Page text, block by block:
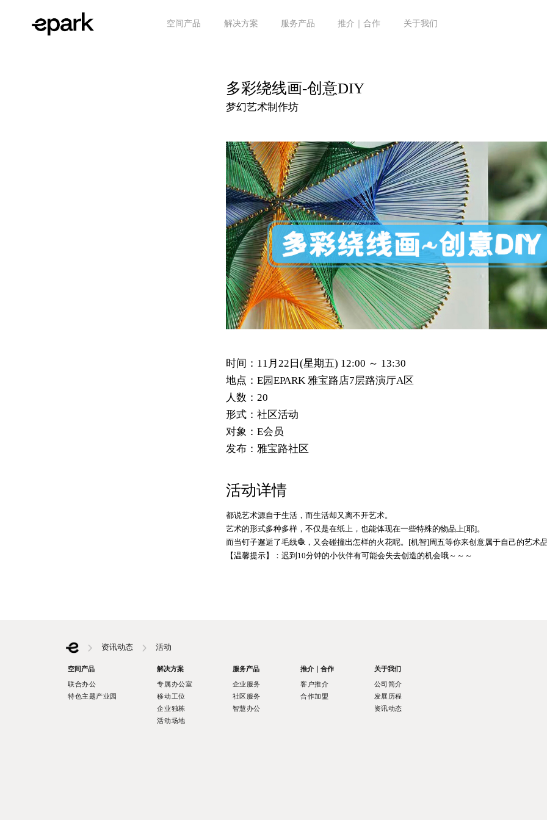
空间产品 解决方案 服务产品 推介｜合作 关于我们
多彩绕线画-创意DIY
梦幻艺术制作坊
时间： 11月22日(星期五) 12:00 ～ 13:30
地点： E园EPARK 雅宝路店7层路演厅A区
人数： 20
形式： 社区活动
对象： E会员
发布： 雅宝路社区
活动详情
都说艺术源自于生活，而生活却又离不开艺术。
艺术的形式多种多样，不仅是在纸上，也能体现在一些特殊的物品上[耶]。
而当钉子邂逅了毛线🧶，又会碰撞出怎样的火花呢。[机智]周五等你来创意属于自己的艺术
【温馨提示】：迟到10分钟的小伙伴有可能会失去创造的机会哦～～～
资讯动态 活动
空间产品
联合办公
特色主题产业园
解决方案
专属办公室
移动工位
企业独栋
活动场地
服务产品
企业服务
社区服务
智慧办公
推介｜合作
客户推介
合作加盟
关于我们
公司简介
发展历程
资讯动态